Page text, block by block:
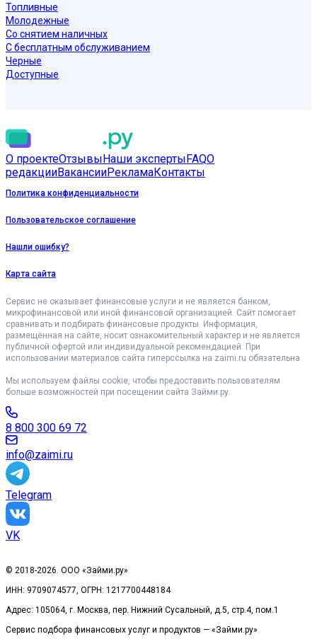
Топливные
Молодежные
Со снятием наличных
С бесплатным обслуживанием
Черные
Доступные
О проектеОтзывыНаши экспертыFAQО
редакцииВакансииРекламаКонтакты
Политика конфиденциальности
Пользовательское соглашение
Нашли ошибку?
Карта сайта
Сервис не оказывает финансовые услуги и не является банком,
микрофинансовой или иной финансовой организацией. Сайт помогает
сравнивать и подбирать финансовые продукты. Информация,
размещённая на сайте, носит ознакомительный характер и не является
публичной офертой или индивидуальной рекомендацией. При
использовании материалов сайта гиперссылка на zaimi.ru обязательна.
Мы используем файлы cookie, чтобы предоставить пользователям
больше возможностей при посещении сайта Займи.ру.
8 800 300 69 72
info@zaimi.ru
Telegram
VK
© 2018-2026. ООО «Займи.ру»
ИНН: 9709074577, ОГРН: 1217700448184
Адрес: 105064, г. Москва, пер. Нижний Сусальный, д.5, стр.4, пом.1
Сервис подбора финансовых услуг и продуктов — «Займи.ру»